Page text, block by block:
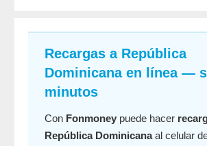
Recargas a República
Dominicana en línea —
minutos
Con Fonmoney puede hacer
República Dominicanaal celular